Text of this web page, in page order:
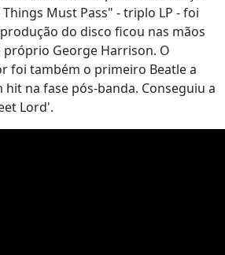
Must Pass" - triplo LP - foi
do disco ficou nas mãos
próprio George Harrison. O
foi também o primeiro Beatle a
na fase pós-banda. Conseguiu a
Lord'.